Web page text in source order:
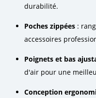
durabilité.
Poches zippées :
accessoires
Poignets et bas
d'air pour une
Conception